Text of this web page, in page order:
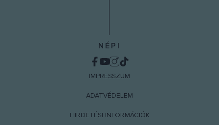
NÉPI
IMPRESSZUM
ADATVÉDELEM
HIRDETÉSI INFORMÁCIÓK